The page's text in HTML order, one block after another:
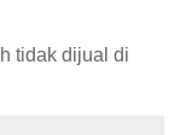
tidak dijual di